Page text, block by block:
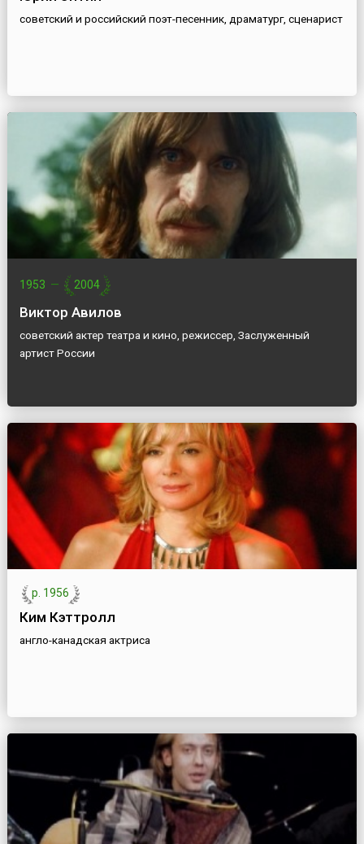
советский и российский поэт-песенник, драматург, сценарист
1953 — 2004
Виктор Авилов
советский актер театра и кино, режиссер, Заслуженный
артист России
р. 1956
Ким Кэттролл
англо-канадская актриса